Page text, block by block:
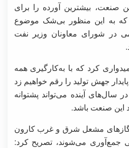
صنعت، بیشترین آورده را برای
که به این منظور بی‌شک موضوع
در شورای معاونان وزیر نفت
کرد که با به‌کارگیری همه
جهش تولید را رقم خواهیم زد
سال‌های آینده می‌تواند پشتوانه
این صنعت باشد.
گازهای مشعل شرق و غرب کارون
می‌شوند، تصریح کرد: